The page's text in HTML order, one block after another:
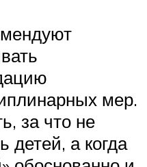
мер.
за что не
детей, а когда